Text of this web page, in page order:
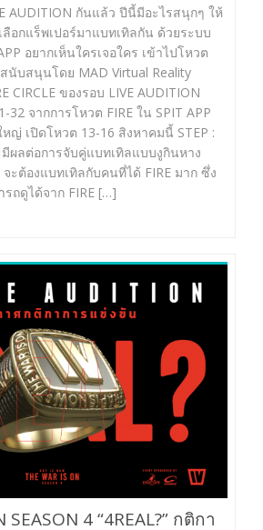
AUDITION กันแล้ว ปีนี้มีอะไรสนุกๆ ให้
อกแร็พเปอร์มาแบทเทิลกัน ด้วยระบบ
อยากเห็นใครเจอใคร เข้าไปโหวต
สนับสนุนโดย MAD Virtual Reality
CIRCLE ของรอบ LIVE AUDITION
จากการโหวต FIRE ใน SPIT APP
ญ่ เปิดโหวต 13-16 สิงหาคมนี้ STEP :
มีผลต่อการจับคู่แบทเทิลแบบงูกินหาง
ะต้องแบทเทิลกับคนที่ได้ FIRE มาก ซึ่ง
ถดูได้จาก FIRE […]
SEASON 4 “4REAL?” กติกา